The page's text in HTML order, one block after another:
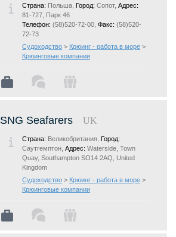
Страна: Польша, Город: Сопот, Адрес:
81-727, Парк 46
Телефон: (58)520-72-00, Факс: (58)520-
72-73
Судоходство > Крюинг - работа в море >
Крюинговые компании
SNG Seafarers UK
Страна: Великобритания, Город:
Саутгемптон, Адрес: Waterside, Town
Quay, Southampton SO14 2AQ, United
Kingdom
Судоходство > Крюинг - работа в море >
Крюинговые компании